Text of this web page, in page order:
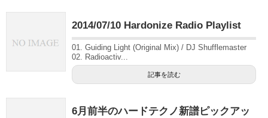
2014/07/10 Hardonize Radio Playlist
01. Guiding Light (Original Mix) / DJ Shufflemaster
02. Radioactiv...
記事を読む
6月前半のハードテクノ新譜ピックアッ